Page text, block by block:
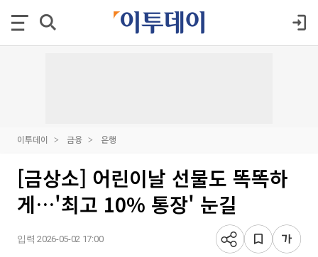
이투데이 금융 은행
[금상소] 어린이날 선물도 똑똑하
게…'최고 10% 통장' 눈길
입력 2026-05-02 17:00